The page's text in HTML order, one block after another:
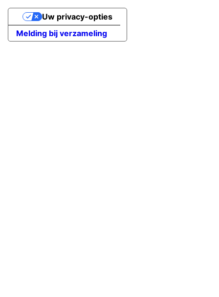
Melding bij verzameling
Uw privacy-opties